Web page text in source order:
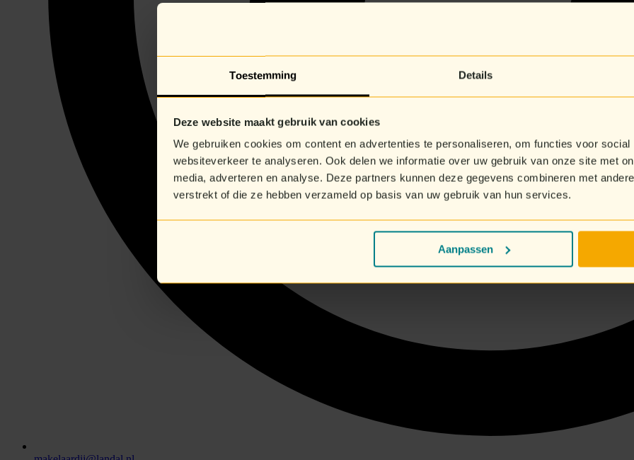
Toestemming Details
Deze website maakt gebruik van cookies
We gebruiken cookies om content en advertenties te personaliseren, om functies voor
websiteverkeer te analyseren. Ook delen we informatie over uw gebruik van onze site met
media, adverteren en analyse. Deze partners kunnen deze gegevens combineren met
verstrekt of die ze hebben verzameld op basis van uw gebruik van hun services.
Aanpassen